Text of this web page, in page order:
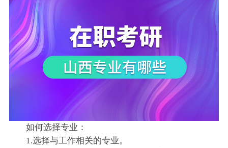
如何选择专业：
1.选择与工作相关的专业。